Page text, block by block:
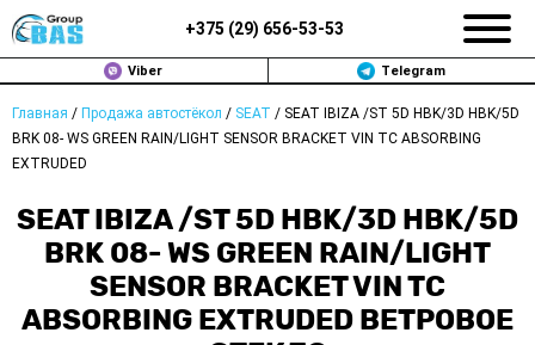
+375 (29) 656-53-53
Viber Telegram
Главная / Продажа автостёкол / SEAT / SEAT IBIZA /ST 5D HBK/3D HBK/5D
BRK 08- WS GREEN RAIN/LIGHT SENSOR BRACKET VIN TC ABSORBING
EXTRUDED
SEAT IBIZA /ST 5D HBK/3D HBK/5D
BRK 08- WS GREEN RAIN/LIGHT
SENSOR BRACKET VIN TC
ABSORBING EXTRUDED ВЕТРОВОЕ
ЗАМЕНА АВТОСТЕКОЛ В МИНСКЕ
ДОП. УСЛУГИ